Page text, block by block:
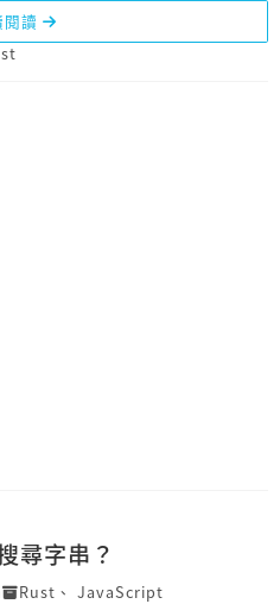
讀
尋字串？
Rust 、 JavaScript